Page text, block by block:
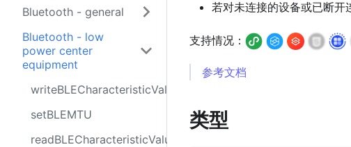
Bluetooth - general
Bluetooth - low
power center
equipment
writeBLECharacteristicValue
setBLEMTU
readBLECharacteristicValue
若对未连接的设备或已断开
支持情况：
参考文档
类型